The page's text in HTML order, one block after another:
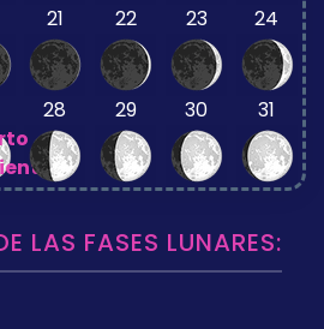
21 22 23 24
28 29 30 31
LAS FASES LUNARES: